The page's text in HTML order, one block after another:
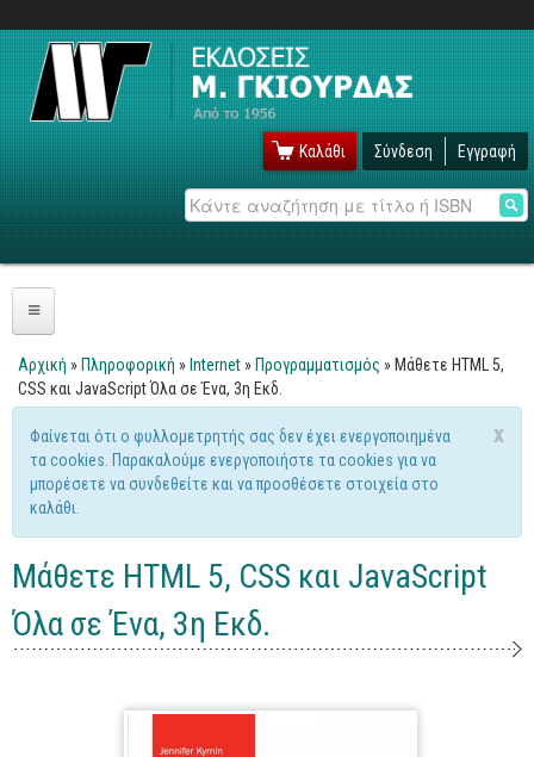
Καλάθι Σύνδεση Εγγραφή
Αναζήτηση
Πληροφορική
Λειτουργικά
Windows
Linux
Unix
Microsoft Office
Office
Είστε εδώ
Αρχική » Πληροφορική » Internet » Προγραμματισμός » Μάθετε HTML 5,
CSS και JavaScript Όλα σε Ένα, 3η Εκδ.
x
Μήνυμα προειδοποίησης
Φαίνεται ότι ο φυλλομετρητής σας δεν έχει ενεργοποιημένα
τα cookies. Παρακαλούμε ενεργοποιήστε τα cookies για να
μπορέσετε να συνδεθείτε και να προσθέσετε στοιχεία στο
καλάθι.
Μάθετε HTML 5, CSS και JavaScript
Όλα σε Ένα, 3η Εκδ.